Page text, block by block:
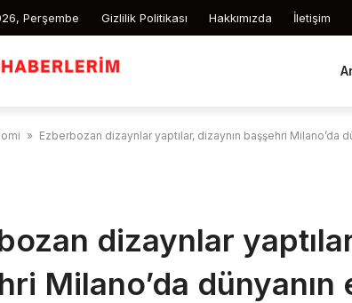
Perşembe Gizlilik Politikası Hakkımızda İletişim
» Ezberbozan dizaynlar yaptılar, dizaynın başşehri Milano’da
dizaynlar
Milano’da dünyanın